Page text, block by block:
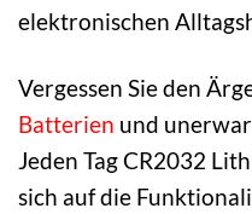
elektronischen
Vergessen Sie den
Batterien und
Jeden Tag CR2032
sich auf die